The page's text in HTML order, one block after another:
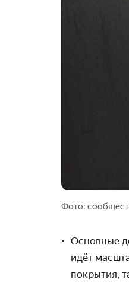
Фото:
Основные
идёт
покрытия,